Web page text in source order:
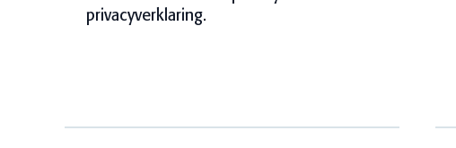
privacyverklaring.